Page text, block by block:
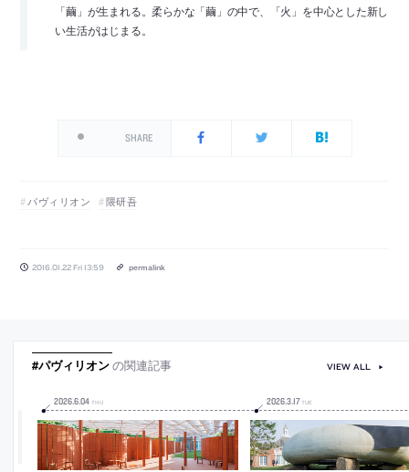
「繭」が生まれる。柔らかな「繭」の中で、「火」を中心とした新し
い生活がはじまる。
SHARE
パヴィリオン 隈研吾
2016.01.22 Fri 13:59 permalink
#パヴィリオンの関連記事
2026.6.04 THU 2026.3.17 TUE
VIEW ALL